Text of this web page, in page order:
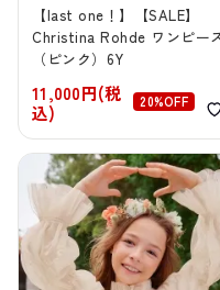
【last one！】【SALE】
Christina Rohde ワンピー
（ピンク）6Y
11,000円(税
込)
20%OFF